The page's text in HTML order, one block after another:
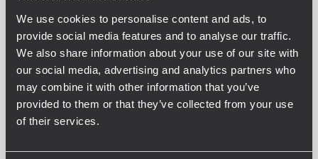
We use cookies to personalise content and ads, to
provide social media features and to analyse our traffic.
We also share information about your use of our site with
our social media, advertising and analytics partners who
may combine it with other information that you’ve
provided to them or that they’ve collected from your use
of their services.
Réponse en fréquence 48 - 20 000 Hz
Pavillon à directivité constante 100° x
50°
COMPACT C 32
ENCEINTE PROFESSIONNELLE À DEUX
Puissance admissible 600 W (RMS)